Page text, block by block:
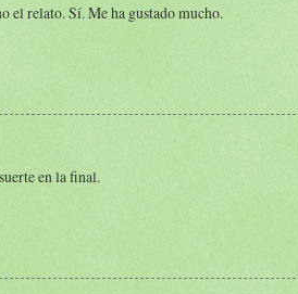
el relato. Sí. Me ha gustado mucho.
en la final.